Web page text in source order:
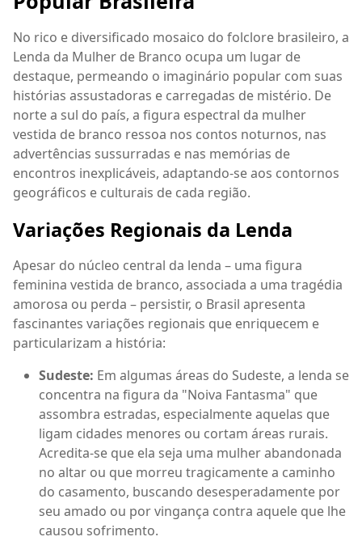
No rico e diversificado mosaico do folclore brasileiro, a
Lenda da Mulher de Branco ocupa um lugar de
destaque, permeando o imaginário popular com suas
histórias assustadoras e carregadas de mistério. De
norte a sul do país, a figura espectral da mulher
vestida de branco ressoa nos contos noturnos, nas
advertências sussurradas e nas memórias de
encontros inexplicáveis, adaptando-se aos contornos
geográficos e culturais de cada região.
Variações Regionais da Lenda
Apesar do núcleo central da lenda – uma figura
feminina vestida de branco, associada a uma tragédia
amorosa ou perda – persistir, o Brasil apresenta
fascinantes variações regionais que enriquecem e
particularizam a história:
Sudeste: Em algumas áreas do Sudeste, a lenda se
concentra na figura da "Noiva Fantasma" que
assombra estradas, especialmente aquelas que
ligam cidades menores ou cortam áreas rurais.
Acredita-se que ela seja uma mulher abandonada
no altar ou que morreu tragicamente a caminho
do casamento, buscando desesperadamente por
seu amado ou por vingança contra aquele que lhe
causou sofrimento.